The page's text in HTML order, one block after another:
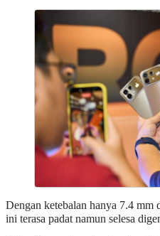
Dengan ketebalan hanya 7.4 mm
ini terasa padat namun selesa